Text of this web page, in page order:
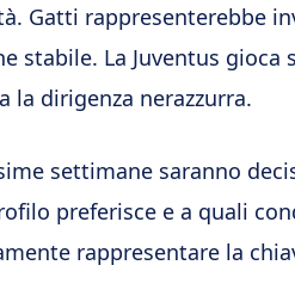
Gatti rappresenterebbe
stabile. La Juventus
la dirigenza nerazzurra.
settimane saranno
preferisce e a quali
rappresentare la